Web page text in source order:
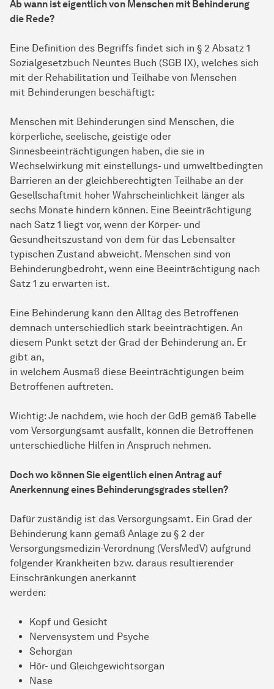
Ab wann ist eigentlich von Menschen mit Behinderung
die Rede?
Eine Definition des Begriffs findet sich in § 2 Absatz 1
Sozialgesetzbuch Neuntes Buch (SGB IX), welches sich
mit der Rehabilitation und Teilhabe von Menschen
mit Behinderungen beschäftigt:
Menschen mit Behinderungen sind Menschen, die
körperliche, seelische, geistige oder
Sinnesbeeinträchtigungen haben, die sie in
Wechselwirkung mit einstellungs- und umweltbedingten
Barrieren an der gleichberechtigten Teilhabe an der
Gesellschaftmit hoher Wahrscheinlichkeit länger als
sechs Monate hindern können. Eine Beeinträchtigung
nach Satz 1 liegt vor, wenn der Körper- und
Gesundheitszustand von dem für das Lebensalter
typischen Zustand abweicht. Menschen sind von
Behinderungbedroht, wenn eine Beeinträchtigung nach
Satz 1 zu erwarten ist.
Eine Behinderung kann den Alltag des Betroffenen
demnach unterschiedlich stark beeinträchtigen. An
diesem Punkt setzt der Grad der Behinderung an. Er
gibt an,
in welchem Ausmaß diese Beeinträchtigungen beim
Betroffenen auftreten.
Wichtig: Je nachdem, wie hoch der GdB gemäß Tabelle
vom Versorgungsamt ausfällt, können die Betroffenen
unterschiedliche Hilfen in Anspruch nehmen.
Doch wo können Sie eigentlich einen Antrag auf
Anerkennung eines Behinderungsgrades stellen?
Dafür zuständig ist das Versorgungsamt. Ein Grad der
Behinderung kann gemäß Anlage zu § 2 der
Versorgungsmedizin-Verordnung (VersMedV) aufgrund
folgender Krankheiten bzw. daraus resultierender
Einschränkungen anerkannt
werden:
Kopf und Gesicht
Nervensystem und Psyche
Sehorgan
Hör- und Gleichgewichtsorgan
Nase